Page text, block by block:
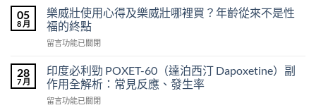
品
印
度
超
希
愛
力
混
05
8 月
樂威壯使用心得及樂威壯哪裡買？年齡從來不是性
福的終點
在
威
壯
使
用
留言功能已關閉
28
7 月
印度必利勁 POXET-60（達泊西汀 Dapoxetine）副
作用全解析：常見反應、發生率
在
留言功能已關閉